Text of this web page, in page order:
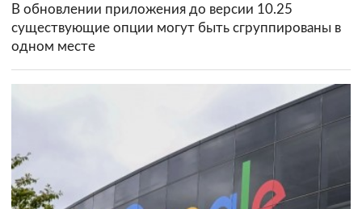
В обновлении приложения до версии 10.25
существующие опции могут быть сгруппированы в
одном месте